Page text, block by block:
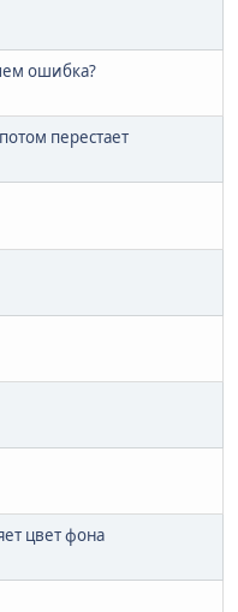
ошибка?
перестает
цвет фона